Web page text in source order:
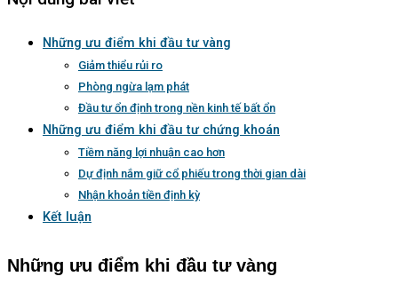
Những ưu điểm khi đầu tư vàng
Giảm thiểu rủi ro
Phòng ngừa lạm phát
Đầu tư ổn định trong nền kinh tế bất ổn
Những ưu điểm khi đầu tư chứng khoán
Tiềm năng lợi nhuận cao hơn
Dự định nắm giữ cổ phiếu trong thời gian dài
Nhận khoản tiền định kỳ
Kết luận
Những ưu điểm khi đầu tư vàng